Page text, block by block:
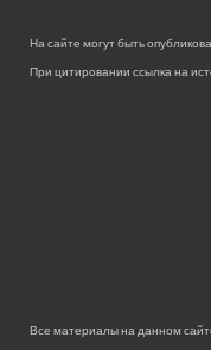
На сайте могут быть
При цитировании ссылка на
Все материалы на данном